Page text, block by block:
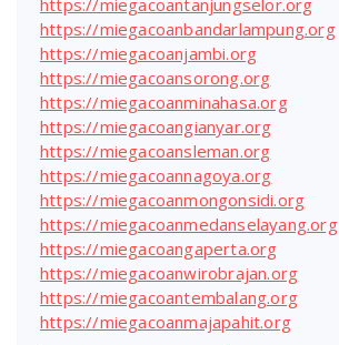
https://miegacoantanjungselor.org
https://miegacoanbandarlampung.org
https://miegacoanjambi.org
https://miegacoansorong.org
https://miegacoanminahasa.org
https://miegacoangianyar.org
https://miegacoansleman.org
https://miegacoannagoya.org
https://miegacoanmongonsidi.org
https://miegacoanmedanselayang.org
https://miegacoangaperta.org
https://miegacoanwirobrajan.org
https://miegacoantembalang.org
https://miegacoanmajapahit.org